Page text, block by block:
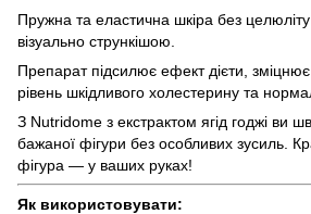
Пружна та еластична шкіра без
візуально стрункішою.
Препарат підсилює ефект дієти,
рівень шкідливого холестерину та
З Nutridome з екстрактом ягід годжі ви
бажаної фігури без особливих зусиль.
фігура — у ваших руках!
Як використовувати: